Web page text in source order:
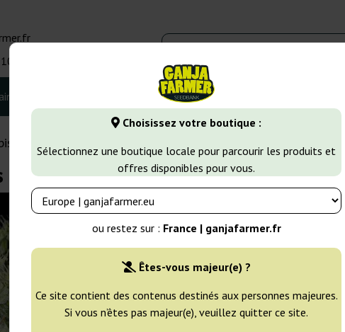
Choisissez votre boutique :
Sélectionnez une boutique locale pour parcourir les produits et
offres disponibles pour vous.
ou restez sur : France | ganjafarmer.fr
Êtes-vous majeur(e) ?
Ce site contient des contenus destinés aux personnes majeures.
Si vous n’êtes pas majeur(e), veuillez quitter ce site.
- 16:00
Variétés de cannabis
Strain Hunters
3 graines
EXPÉD. 3-7 JOURS